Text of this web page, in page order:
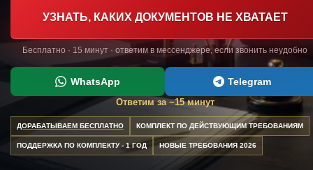
УЗНАТЬ, КАКИХ ДОКУМЕНТОВ НЕ ХВАТАЕТ
Бесплатно · 15 минут · ответим в мессенджере, если звонить неудобно
WhatsApp Telegram
Ответим за ~15 минут
ДОРАБАТЫВАЕМ БЕСПЛАТНО КОМПЛЕКТ ПО ДЕЙСТВУЮЩИМ ТРЕБОВАНИЯМ
ПОДДЕРЖКА ПО КОМПЛЕКТУ - 1 ГОД НОВЫЕ ТРЕБОВАНИЯ 2026